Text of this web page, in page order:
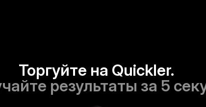
Торгуйте на Quickler.
результаты за 5